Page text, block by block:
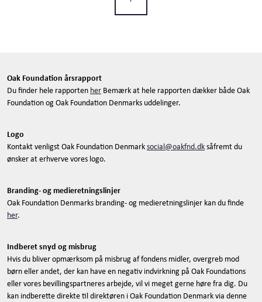
Oak Foundation årsrapport
Du finder hele rapporten her Bemærk at hele rapporten dækker både Oak
Foundation og Oak Foundation Denmarks uddelinger.
Logo
Kontakt venligst Oak Foundation Denmarksocial@oakfnd.dksåfremt du
ønsker at erhverve vores logo.
Branding- og medieretningslinjer
Oak Foundation Denmarks branding- og medieretningslinjer kan du finde
her.
Indberet snyd og misbrug
Hvis du bliver opmærksom på misbrug af fondens midler, overgreb mod
børn eller andet, der kan have en negativ indvirkning på Oak Foundations
eller vores bevillingspartneres arbejde, vil vi meget gerne høre fra dig. Du
kan indberette direkte til direktøren i Oak Foundation Denmark via denne